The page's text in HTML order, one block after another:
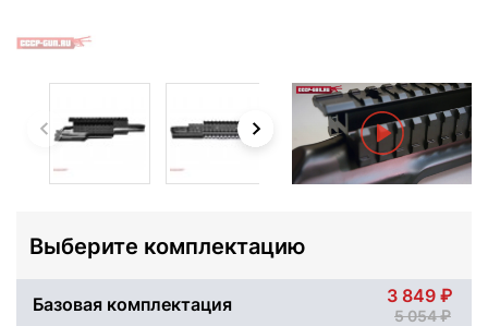
Выберите комплектацию
Базовая комплектация 3 849
5 054